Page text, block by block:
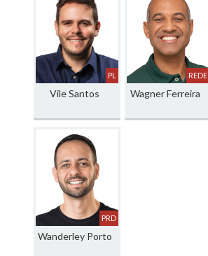
PL
Vile Santos
REDE
Wagner Ferreira
PRD
Wanderley Porto